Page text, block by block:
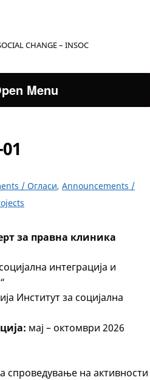
CHANGE – INSOC
Menu
/ Огласи, Announcements /
за правна клиника
интеграција и
Институт за социјална
мај – октомври 2026
спроведување на активности